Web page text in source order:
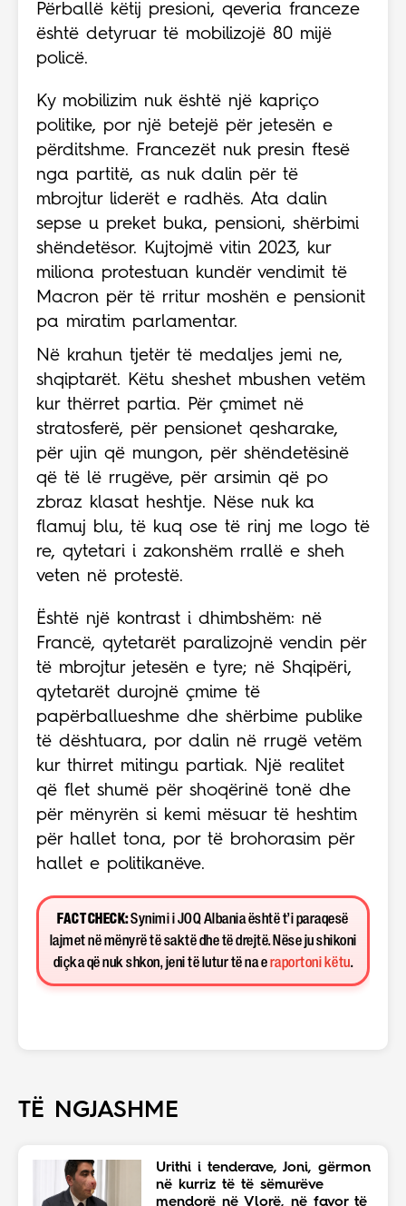
Përballë këtij presioni, qeveria franceze
është detyruar të mobilizojë 80 mijë
policë.
Ky mobilizim nuk është një kapriço
politike, por një betejë për jetesën e
përditshme. Francezët nuk presin ftesë
nga partitë, as nuk dalin për të
mbrojtur liderët e radhës. Ata dalin
sepse u preket buka, pensioni, shërbimi
shëndetësor. Kujtojmë vitin 2023, kur
miliona protestuan kundër vendimit të
Macron për të rritur moshën e pensionit
pa miratim parlamentar.
Në krahun tjetër të medaljes jemi ne,
shqiptarët. Këtu sheshet mbushen vetëm
kur thërret partia. Për çmimet në
stratosferë, për pensionet qesharake,
për ujin që mungon, për shëndetësinë
që të lë rrugëve, për arsimin që po
zbraz klasat heshtje. Nëse nuk ka
flamuj blu, të kuq ose të rinj me logo të
re, qytetari i zakonshëm rrallë e sheh
veten në protestë.
Është një kontrast i dhimbshëm: në
Francë, qytetarët paralizojnë vendin për
të mbrojtur jetesën e tyre; në Shqipëri,
qytetarët durojnë çmime të
papërballueshme dhe shërbime publike
të dështuara, por dalin në rrugë vetëm
kur thirret mitingu partiak. Një realitet
që flet shumë për shoqërinë tonë dhe
për mënyrën si kemi mësuar të heshtim
për hallet tona, por të brohorasim për
hallet e politikanëve.
FACT CHECK:Synimi i JOQ Albania është t’i paraqesë
lajmet në mënyrë të saktë dhe të drejtë. Nëse ju shikoni
diçka që nuk shkon, jeni të lutur të na e raportoni këtu.
TË NGJASHME
Urithi i tenderave, Joni, gërmon
në kurriz të të sëmurëve
mendorë në Vlorë, në favor të